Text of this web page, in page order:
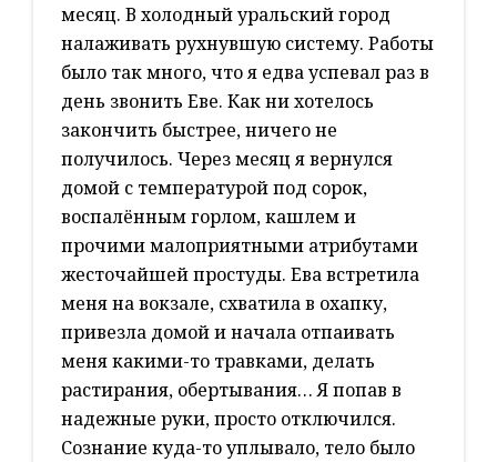
месяц. В холодный уральский город
налаживать рухнувшую систему. Работы
было так много, что я едва успевал раз в
день звонить Еве. Как ни хотелось
закончить быстрее, ничего не
получилось. Через месяц я вернулся
домой с температурой под сорок,
воспалённым горлом, кашлем и
прочими малоприятными атрибутами
жесточайшей простуды. Ева встретила
меня на вокзале, схватила в охапку,
привезла домой и начала отпаивать
меня какими-то травками, делать
растирания, обертывания… Я попав в
надежные руки, просто отключился.
Сознание куда-то уплывало, тело было